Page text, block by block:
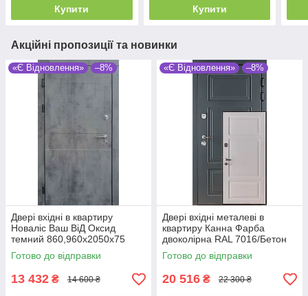
Купити Купити
Акційні пропозиції та новинки
«Є Відновлення» –8%
Двері вхідні в квартиру
Новаліс Ваш ВіД Оксид
темний 860,960х2050х75
Ліве/Праве
Готово до відправки
13 432 ₴ 14 600 ₴
«Є Відновлення» –8%
Двері вхідні металеві в
квартиру Канна Фарба
двоколірна RAL 7016/Бетон
крем 850/950х2040х100 Ліве/
Праве
Готово до відправки
20 516 ₴ 22 300 ₴